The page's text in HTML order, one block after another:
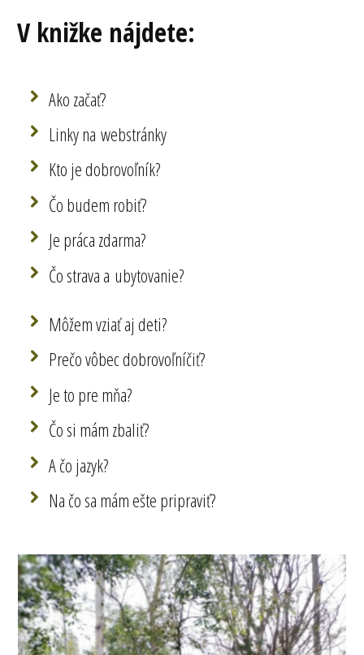
V knižke nájdete:
Ako začať?
Linky na webstránky
Kto je dobrovoľník?
Čo budem robiť?
Je práca zdarma?
Čo strava a ubytovanie?
Môžem vziať aj deti?
Prečo vôbec dobrovoľníčiť?
Je to pre mňa?
Čo si mám zbaliť?
A čo jazyk?
Na čo sa mám ešte pripraviť?